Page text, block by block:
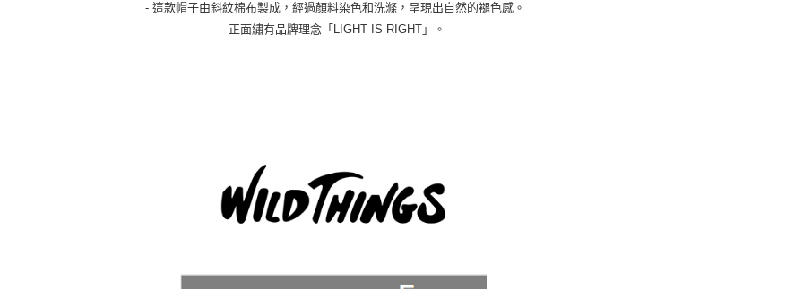
- 這款帽子由斜紋棉布製成，經過顏料染色和洗滌，呈現出自然的褪色感。
- 正面繡有品牌理念「LIGHT IS RIGHT」。